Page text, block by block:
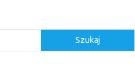
Szukaj